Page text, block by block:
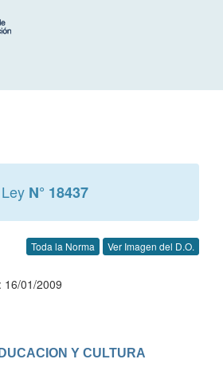
Ley N° 18437
Toda la Norma Ver Imagen del D.O.
16/01/2009